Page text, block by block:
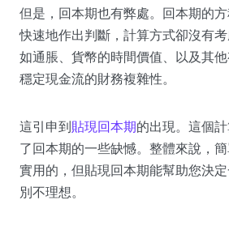
但是，回本期也有弊處。回本期的方
快速地作出判斷，計算方式卻沒有
如通脹、貨幣的時間價值、以及其
穩定現金流的財務複雜性。
這引申到貼現回本期的出現。這個
了回本期的一些缺憾。整體來說，
實用的，但貼現回本期能幫助您決
別不理想。